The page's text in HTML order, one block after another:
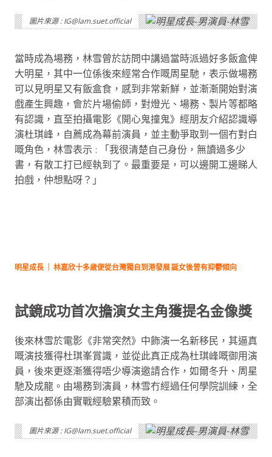
圖片來源 : IG@lam.suet.official
當時成為場務，林雪曾於訪問中講過當時派過好多飯盒俾
大明星，其中一位係後來經常合作嘅周星馳，表示做場務
可以見明星又有飯盒食，感到非常新鮮，並漸漸開始對演
戲產生興趣，會於片場偷師，對燈光、場務、製片等都略
有認識，直至拍攝電影《開心鬼撞鬼》經朋友介紹認識導
演杜琪峰，自薦成為幕前演員，並主動爭取到一個冇對白
嘅角色，林雪表示 : 「我很清楚自己身份，無讀過多少
書，有散工打已經執到了。最重要是，可以邊開工邊睇人
拍戲，仲想點呀？」
明星成長 ｜ 林嘉欣十多歲便從台灣獨自到港發展 誕女後曾有抑鬱傾向
試鏡成功首次擔演女主角獲提名金像獎
後來林雪於電影《非常突然》中飾演一名新移民，其逼真
嘅演技獲得杜琪峯賞識，並從此真正成為杜琪峰嘅御用演
員，後來更逐漸獲得唔少導演邀請合作，如爾冬升、周星
馳及成龍。由場務到演員，林雪冇經過任何學院訓練，全
部演出都係由實戰經驗累積而致。
圖片來源 : IG@lam.suet.official